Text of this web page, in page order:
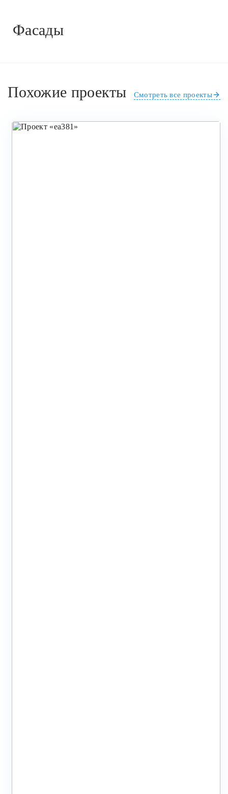
Фасады
Похожие проекты Смотреть все проекты